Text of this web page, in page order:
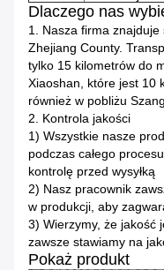
Dlaczego nas
1. Nasza firma znajduje
Zhejiang County.
tylko 15 kilometrów do
Xiaoshan, które jest 10
również w pobliżu
2. Kontrola jakości
1) Wszystkie nasze
podczas całego
kontrolę przed wysyłką
2) Nasz pracownik
w produkcji, aby
3) Wierzymy, że jakość
zawsze stawiamy na
Pokaż produkt